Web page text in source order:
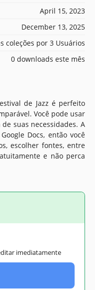
April 15, 2023
December 13, 2025
coleções por 3 Usuários
0 downloads este mês
de Jazz é perfeito
Você pode usar
suas necessidades. A
Docs, então você
escolher fontes, entre
e não perca
imediatamente